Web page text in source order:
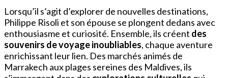
Lorsqu’il s’agit d’explorer de nouvelles destinations,
Philippe Risoli et son épouse se plongent dedans avec
enthousiasme et curiosité. Ensemble, ils créent des
souvenirs de voyage inoubliables, chaque aventure
enrichissant leur lien. Des marchés animés de
Marrakech aux plages sereines des Maldives, ils